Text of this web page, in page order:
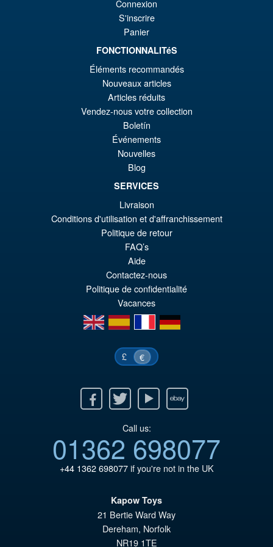
S.H. Figuarts Dragon Ball Z
Bardock the Father of Goku
Action Figure
PRÉ COMMANDE
Moderoid RoboCop Model Kit
PRÉ COMMANDE
Connexion
S'inscrire
Panier
FONCTIONNALITéS
Éléments recommandés
Nouveaux articles
Articles réduits
Vendez-nous votre collection
Boletín
Événements
Nouvelles
Blog
SERVICES
Livraison
Conditions d'utilisation et d'affranchissement
Politique de retour
FAQ’s
Aide
Contactez-nous
Politique de confidentialité
Vacances
en
es fr de
£ €
Twitter Youtube Ebay
Call us:
01362 698077
+44 1362 698077if you're not in the UK
Kapow Toys
21 Bertie Ward Way
Dereham, Norfolk
NR19 1TE